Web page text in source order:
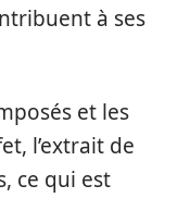
à ses
et les
l’extrait de
ce qui est